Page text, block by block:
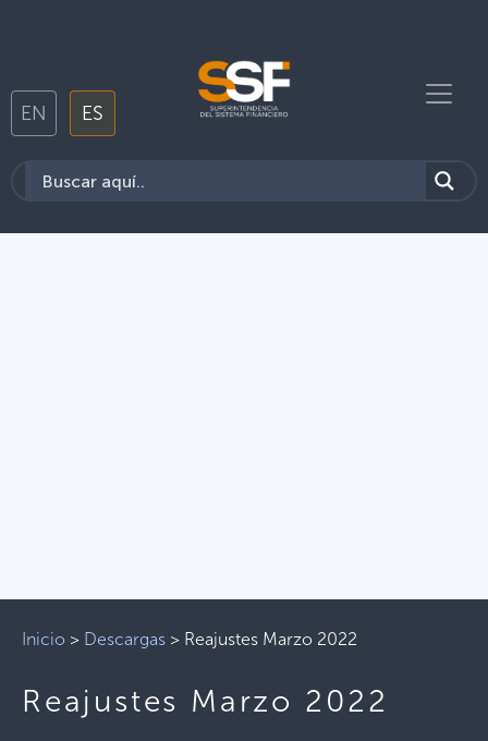
EN ES
Inicio > Descargas > Reajustes Marzo 2022
Reajustes Marzo 2022